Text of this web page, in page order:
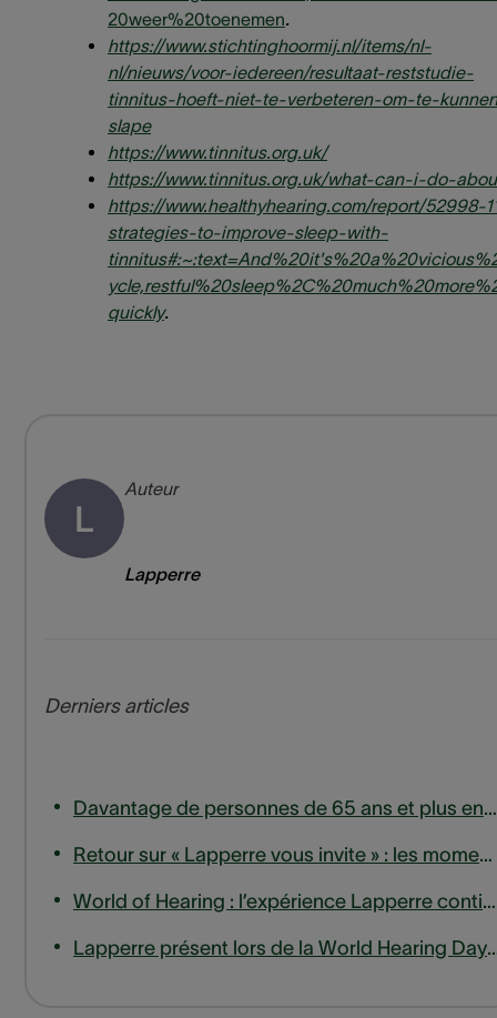
20weer%20toenemen.
https://www.stichtinghoormij.nl/items/nl-
nl/nieuws/voor-iedereen/resultaat-reststudie-
tinnitus-hoeft-niet-te-verbeteren-om-te-
slape
https://www.tinnitus.org.uk/
https://www.tinnitus.org.uk/what-can-i-do-
https://www.healthyhearing.com/report/52998-
strategies-to-improve-sleep-with-
quickly.
L
Auteur
Lapperre
Derniers articles
Davantage de personnes de 65 ans et plus entrent en ligne de compte pour un remboursement des appareils auditifs
Retour sur « Lapperre vous invite » : les moments forts de notre session d'experts sur les acouphènes
World of Hearing : l’expérience Lapperre continue de s’étendre, jusqu’en Wallonie.
Lapperre présent lors de la World